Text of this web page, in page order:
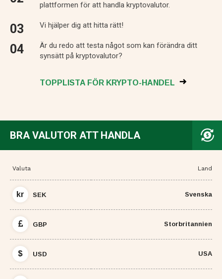
plattformen för att handla kryptovalutor.
Vi hjälper dig att hitta rätt!
Är du redo att testa något som kan förändra ditt
synsätt på kryptovalutor?
TOPPLISTA FÖR KRYPTO-HANDEL
BRA VALUTOR ATT HANDLA
Valuta Land
kr SEK Svenska
GBP Storbritannien
$ USD USA